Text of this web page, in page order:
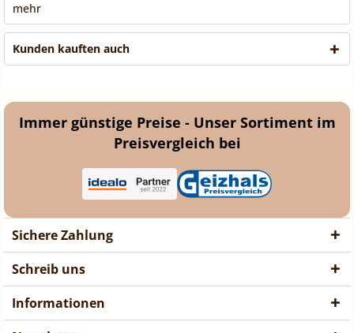
mehr
Kunden kauften auch
Immer günstige Preise - Unser Sortiment im
Preisvergleich bei
Sichere Zahlung
Schreib uns
Informationen